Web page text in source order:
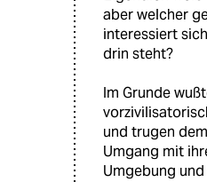
aber welcher
interessiert
drin steht?
Im Grunde
und trugen
Umgang mit
Umgebung